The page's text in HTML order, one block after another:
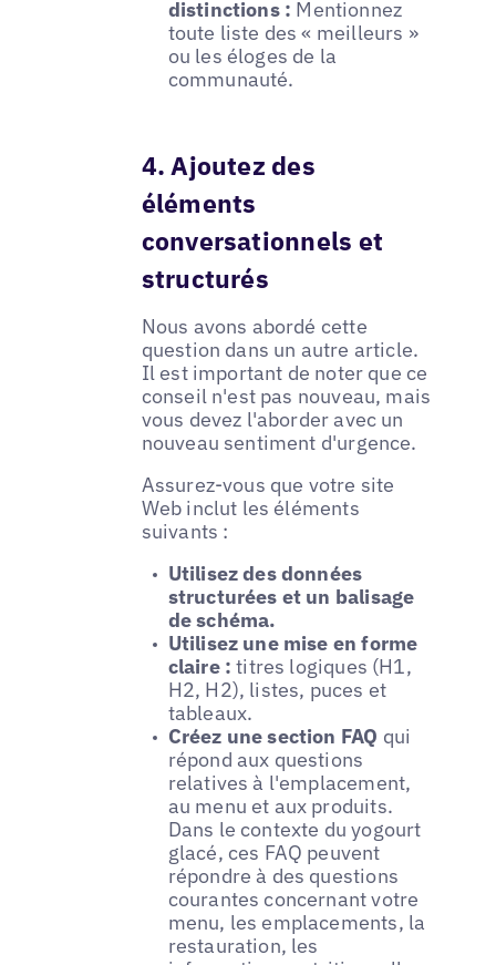
distinctions : Mentionnez
toute liste des « meilleurs »
ou les éloges de la
communauté.
4. Ajoutez des
éléments
conversationnels et
structurés
Nous avons abordé cette
question dans un autre article.
Il est important de noter que ce
conseil n'est pas nouveau, mais
vous devez l'aborder avec un
nouveau sentiment d'urgence.
Assurez-vous que votre site
Web inclut les éléments
suivants :
Utilisez des données
structurées et un balisage
de schéma.
Utilisez une mise en forme
claire :titres logiques (H1,
H2, H2), listes, puces et
tableaux.
Créez une section FAQ qui
répond aux questions
relatives à l'emplacement,
au menu et aux produits.
Dans le contexte du yogourt
glacé, ces FAQ peuvent
répondre à des questions
courantes concernant votre
menu, les emplacements, la
restauration, les